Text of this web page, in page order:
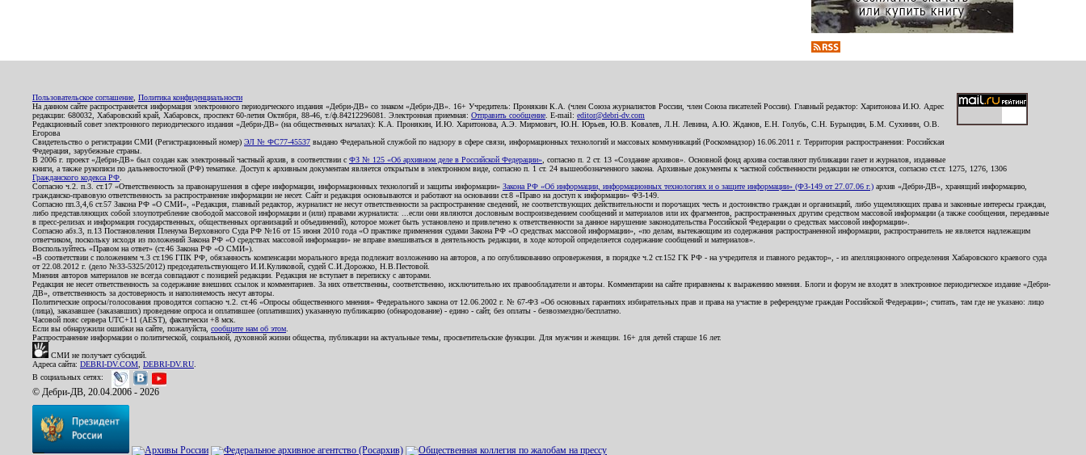
Пользовательское соглашение Политика конфиденциальности
На данном сайте распространяется информация электронного периодического издания «Дебри-ДВ» со знаком «Дебри-ДВ». 16+ Учредитель: Пронякин К.А. (член Союза журналистов России, член Союза писателей России). Главный редактор: Харитонова И.Ю. Адрес
редакции: 680032, Хабаровский край, Хабаровск, проспект 60-летия Октября, 88-46, т./ф.84212296081. Электронная приемная: Отправить сообщение . E-mail: editor@debri-dv.com
Редакционный совет электронного периодического издания «Дебри-ДВ» (на общественных началах): К.А. Пронякин, И.Ю. Харитонова, А.Э. Мирмович, Ю.Н. Юрьев, Ю.В. Ковалев, Л.Н. Левина, А.Ю. Жданов, Е.Н. Голубь, С.Н. Бурындин, Б.М. Сухинин, О.В.
Егорова
Свидетельство о регистрации СМИ (Регистрационный номер) ЭЛ № ФС77-45537 выдано Федеральной службой по надзору в сфере связи, информационных технологий и массовых коммуникаций (Роскомнадзор) 16.06.2011 г. Территория распространения: Российская
Федерация, зарубежные страны.
В 2006 г. проект «Дебри-ДВ» был создан как электронный частный архив, в соответствии с ФЗ № 125 «Об архивном деле в Российской Федерации» , согласно п. 2 ст. 13 «Создание архивов». Основной фонд архива составляют публикации газет и журналов, изданные
книги, а также рукописи по дальневосточной (РФ) тематике. Доступ к архивным документам является открытым в электронном виде, согласно п. 1 ст. 24 вышеобозначенного закона. Архивные документы к частной собственности редакции не относятся, согласно ст.ст. 1275, 1276, 1306
Гражданского кодекса РФ
Согласно ч.2. п.3. ст.17 «Ответственность за правонарушения в сфере информации, информационных технологий и защиты информации» Закона РФ «Об информации, информационных технологиях и о защите информации» (ФЗ-149 от 27.07.06 г.) архив «Дебри-ДВ», хранящий информацию,
гражданско-правовую ответственность за распространение информации не несет. Сайт и редакция основываются и работают на основании ст.8 «Право на доступ к информации» ФЗ-149.
Согласно пп.3,4,6 ст.57 Закона РФ «О СМИ», «Редакция, главный редактор, журналист не несут ответственности за распространение сведений, не соответствующих действительности и порочащих честь и достоинство граждан и организаций, либо ущемляющих права и законные интересы граждан,
либо представляющих собой злоупотребление свободой массовой информации и (или) правами журналиста: ...если они являются дословным воспроизведением сообщений и материалов или их фрагментов, распространенных другим средством массовой информации (а также сообщения, переданные
в пресс-релизах и информация государственных, общественных организаций и объединений), которое может быть установлено и привлечено к ответственности за данное нарушение законодательства Российской Федерации о средствах массовой информации».
Согласно абз.3, п.13 Постановления Пленума Верховного Суда РФ №16 от 15 июня 2010 года «О практике применения судами Закона РФ «О средствах массовой информации», «по делам, вытекающим из содержания распространенной информации, распространитель не является надлежащим
ответчиком, поскольку исходя из положений Закона РФ «О средствах массовой информации» не вправе вмешиваться в деятельность редакции, в ходе которой определяется содержание сообщений и материалов».
Воспользуйтесь «Правом на ответ» (ст.46 Закона РФ «О СМИ»).
«В соответствии с положением ч.3 ст.196 ГПК РФ, обязанность компенсации морального вреда подлежит возложению на авторов, а по опубликованию опровержения, в порядке ч.2 ст.152 ГК РФ - на учредителя и главного редактор», - из апелляционного определения Хабаровского краевого суда
от 22.08.2012 г. (дело №33-5325/2012) председательствующего И.И.Куликовой, судей С.И.Дорожко, Н.В.Пестовой.
Мнения авторов материалов не всегда совпадают с позицией редакции. Редакция не вступает в переписку с авторами.
Редакция не несет ответственность за содержание внешних ссылок и комментариев. За них ответственны, соответственно, исключительно их правообладатели и авторы. Комментарии на сайте приравнены к выражению мнения. Блоги и форум не входят в электронное периодическое издание «Дебри-
ДВ», ответственность за достоверность и наполняемость несут авторы.
Политические опросы/голосования проводятся согласно ч.2. ст.46 «Опросы общественного мнения» Федерального закона от 12.06.2002 г. № 67-ФЗ «Об основных гарантиях избирательных прав и права на участие в референдуме граждан Российской Федерации»; считать, там где не указано: лицо
(лица), заказавшее (заказавших) проведение опроса и оплатившее (оплативших) указанную публикацию (обнародование) - едино - сайт, без оплаты - безвозмездно/бесплатно.
Часовой пояс сервера UTC+11 (AEST), фактически +8 мск.
Если вы обнаружили ошибки на сайте, пожалуйста, сообщите нам об этом
Распространение информации о политической, социальной, духовной жизни общества, публикации на актуальные темы, просветительские функции. Для мужчин и женщин. 16+ для детей старше 16 лет.
СМИ не получает субсидий.
Адреса сайта: DEBRI-DV.COM DEBRI-DV.RU
В социальных сетях:
© Дебри-ДВ, 20.04.2006 - 2026